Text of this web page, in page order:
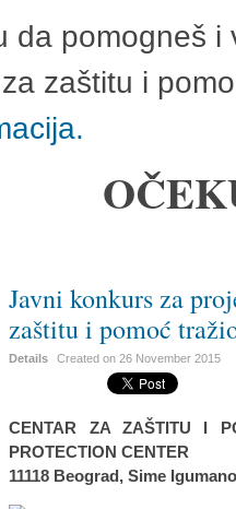
da pomogneš
zaštitu i
Javni konkurs za
zaštitu i pomoć
Details Created on26 November 2015
CENTAR ZA ZAŠTITU I
PROTECTION CENTER
11118 Beograd, Sime